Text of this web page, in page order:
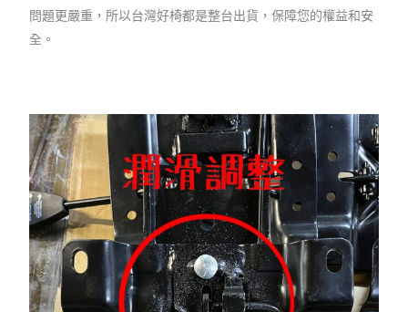
問題更嚴重，所以台灣好椅都是整台出貨，保障您的權益和安
全。